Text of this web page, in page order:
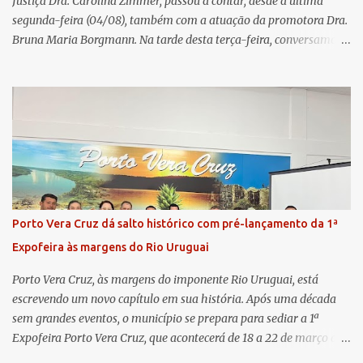
segunda-feira (04/08), também com a atuação da promotora Dra.
Bruna Maria Borgmann. Na tarde desta terça-feira, conversamos
pelo Ministério Público e destacou a importância da instituição
para a comunidade, bem como a relevância da chegada da nova
colega, que contribuirá no andamento dos processos. A Dra. Bruna,
por sua vez, se apresentou à comunidade. Ela atuou por 12 anos na
Comarca de Horizontina e foi promovida para Três de Maio, onde
já esteve em outras ocasiões substituindo a Dra. Carolina durante
períodos de férias. A nova promotora ressaltou o volume de
processos da comarca e a importância do trabalho conjunto,
permitindo a divisão de atividades e maior agilidade no
atendimento às demandas. A Comarca de Três de Maio abrang...
Porto Vera Cruz dá salto histórico com pré-lançamento da 1ª
Expofeira às margens do Rio Uruguai
Porto Vera Cruz, às margens do imponente Rio Uruguai, está
escrevendo um novo capítulo em sua história. Após uma década
sem grandes eventos, o município se prepara para sediar a 1ª
Expofeira Porto Vera Cruz, que acontecerá de 18 a 22 de março de